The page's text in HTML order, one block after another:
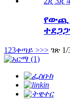
የውጪ
1 23ቀጣይ >>> ገጽ 1/